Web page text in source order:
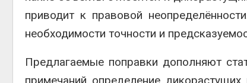
приводит к правовой
необходимости точности и
Предлагаемые поправки дополняют